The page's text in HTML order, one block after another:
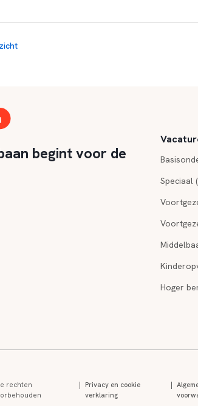
begint voor de
Speciaal
Hoger
rechten
Privacy en cookie
verklaring